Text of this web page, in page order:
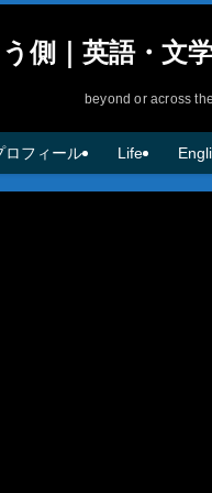
側｜英語・文
beyond or across
ロフィール Life